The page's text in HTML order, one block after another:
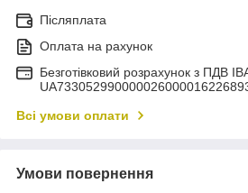
Післяплата
Оплата на рахунок
Безготівковий розрахунок з ПДВ
Всі умови оплати
Умови повернення